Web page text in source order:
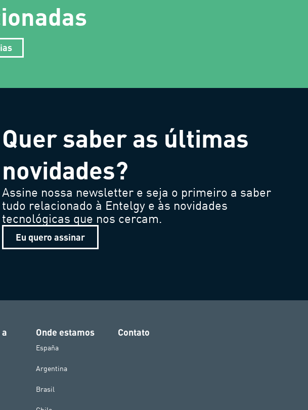
Quer saber as últimas
novidades?
Assine nossa newsletter e seja o primeiro a saber
tudo relacionado à Entelgy e às novidades
tecnológicas que nos cercam.
Eu quero assinar
Onde estamos
España
Argentina
Brasil
Contato